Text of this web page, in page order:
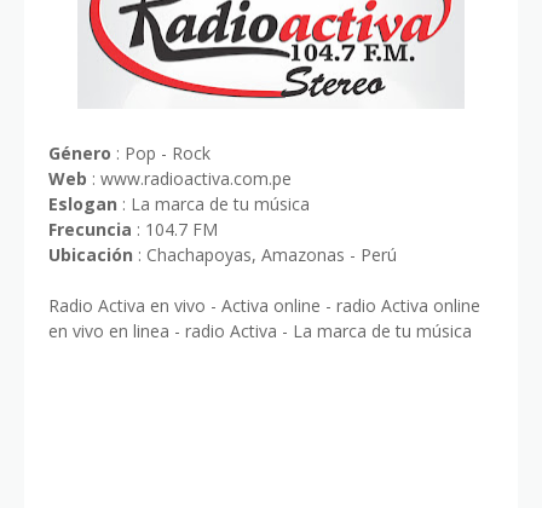
Género : Pop - Rock
Web : www.radioactiva.com.pe
Eslogan : La marca de tu música
Frecuncia : 104.7 FM
Ubicación : Chachapoyas, Amazonas - Perú
Radio Activa en vivo - Activa online - radio Activa online
en vivo en linea - radio Activa - La marca de tu música